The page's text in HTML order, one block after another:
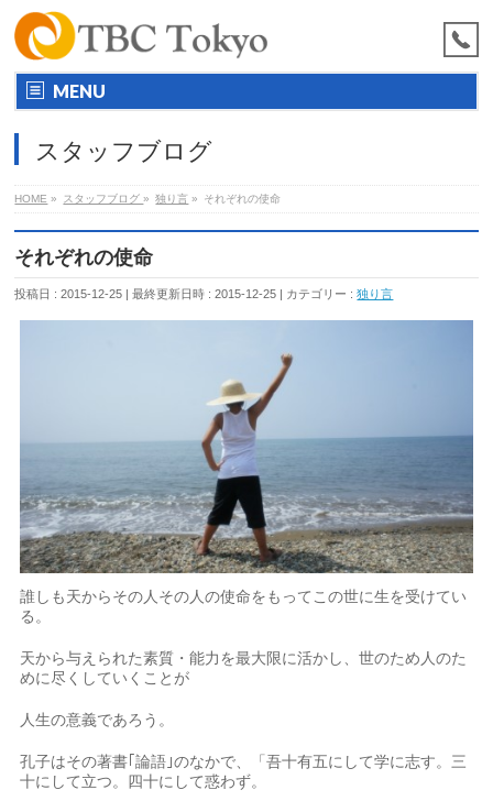
MENU
スタッフブログ
HOME » スタッフブログ» 独り言 » それぞれの使命
それぞれの使命
投稿日 : 2015-12-25 最終更新日時 : 2015-12-25 カテゴリー :独り言
誰しも天からその人その人の使命をもってこの世に生を受けてい
る。
天から与えられた素質・能力を最大限に活かし、世のため人のた
めに尽くしていくことが
人生の意義であろう。
孔子はその著書｢論語｣のなかで、「吾十有五にして学に志す。三
十にして立つ。四十にして惑わず。